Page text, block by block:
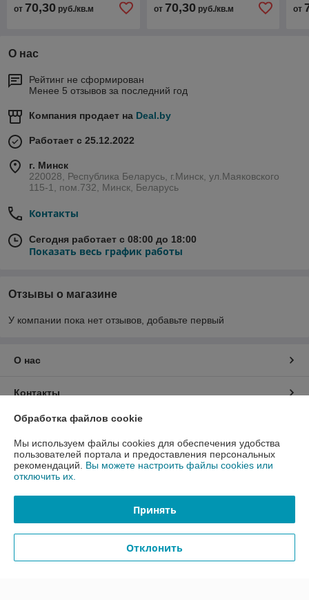
от 70,30 руб./кв.м от 70,30руб./кв.м от
О нас
Рейтинг не сформирован
Менее 5 отзывов за последний год
Компания продает на Deal.by
Работает с 25.12.2022
г. Минск
220028, Республика Беларусь, г.Минск, ул.Маяковского
115-1, пом.732, Минск, Беларусь
Контакты
Сегодня работает с 08:00 до 18:00
Показать весь график работы
Отзывы о магазине
У компании пока нет отзывов, добавьте первый
О нас
Контакты
Доставка и оплата
График работы
Политика обработки cookies
Сайт создан на платформе Deal.by
Обработка файлов cookie
Мы используем файлы cookies для обеспечения удобства
пользователей портала и предоставления персональных
рекомендаций. Вы можете настроить файлы cookies или
отключить их.
Принять
Отклонить